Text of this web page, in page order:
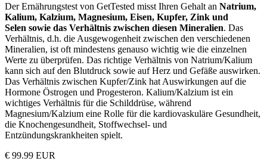
Der Ernährungstest von GetTested misst Ihren Gehalt an Natrium,
Kalium, Kalzium, Magnesium, Eisen, Kupfer, Zink und
Selen sowie das Verhältnis zwischen diesen Mineralien. Das
Verhältnis, d.h. die Ausgewogenheit zwischen den verschiedenen
Mineralien, ist oft mindestens genauso wichtig wie die einzelnen
Werte zu überprüfen. Das richtige Verhältnis von Natrium/Kalium
kann sich auf den Blutdruck sowie auf Herz und Gefäße auswirken.
Das Verhältnis zwischen Kupfer/Zink hat Auswirkungen auf die
Hormone Östrogen und Progesteron. Kalium/Kalzium ist ein
wichtiges Verhältnis für die Schilddrüse, während
Magnesium/Kalzium eine Rolle für die kardiovaskuläre Gesundheit,
die Knochengesundheit, Stoffwechsel- und
Entzündungskrankheiten spielt.
€ 99.99 EUR